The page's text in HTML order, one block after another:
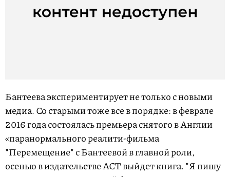
Бантеева экспериментирует не только с новыми
медиа. Со старыми тоже все в порядке: в феврале
2016 года состоялась премьера снятого в Англии
«паранормального реалити-фильма
"Перемещение" с Бантеевой в главной роли,
осенью в издательстве АСТ выйдет книга. "Я пишу